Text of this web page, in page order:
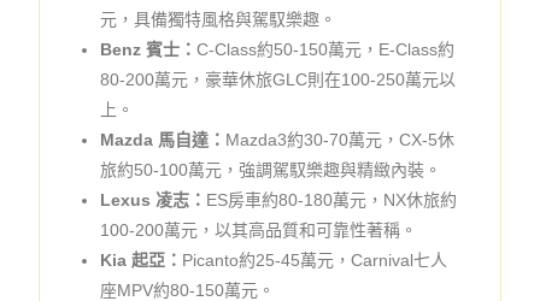
元，具備獨特風格與駕馭樂趣。
Benz 賓士：C-Class約50-150萬元，E-Class約
80-200萬元，豪華休旅GLC則在100-250萬元以
上。
Mazda 馬自達： Mazda3約30-70萬元，CX-5休
旅約50-100萬元，強調駕馭樂趣與精緻內裝。
Lexus 凌志： ES房車約80-180萬元，NX休旅約
100-200萬元，以其高品質和可靠性著稱。
Kia 起亞： Picanto約25-45萬元，Carnival七人
座MPV約80-150萬元。